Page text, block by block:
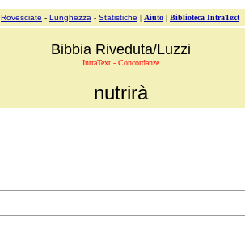
Rovesciate - Lunghezza - Statistiche | Aiuto | Biblioteca IntraText
Bibbia Riveduta/Luzzi
IntraText - Concordanze
nutrirà